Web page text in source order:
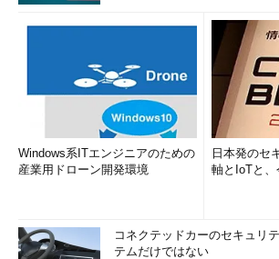
Windows系ITエンジニアのための
産業用ドローン開発環境
日本発のセ
軸とIoTと、
コネクテッドカーのセキュリ
テムだけではない